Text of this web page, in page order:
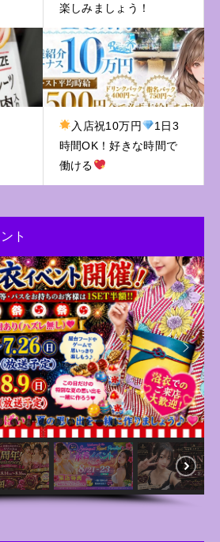
楽しみましょう！
入店祝10万円
1日3
時間OK！好きな時間で
働ける
ト